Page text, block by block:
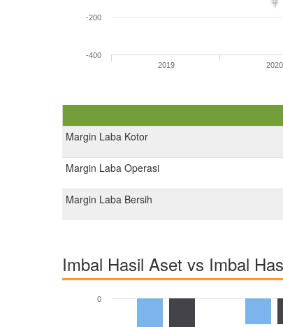
2019 2020
-400
-200
Margin Laba Kotor
Margin Laba Operasi
Margin Laba Bersih
Imbal Hasil Aset vs Imbal
0